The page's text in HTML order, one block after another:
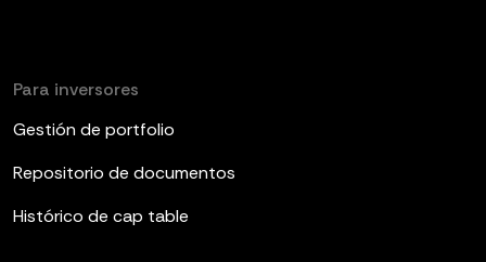
Para inversores
Gestión de portfolio
Repositorio de documentos
Histórico de cap table